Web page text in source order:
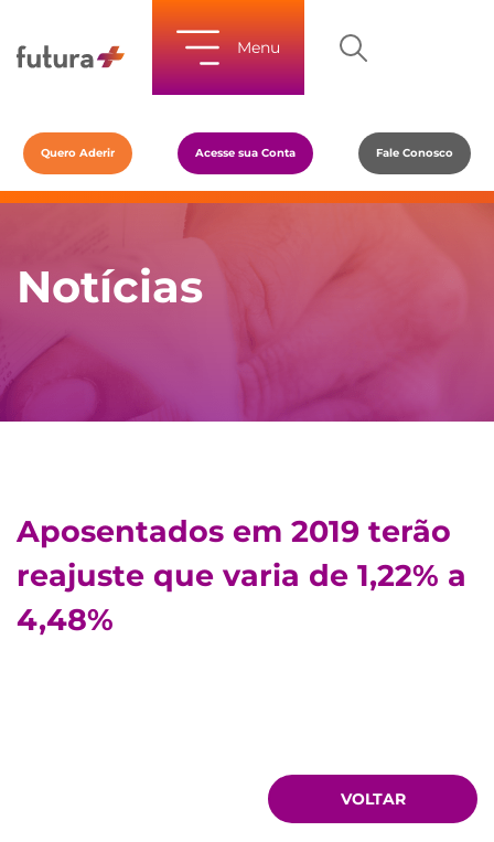
Menu
Quero Aderir Acesse sua Conta Fale Conosco
Notícias
Aposentados em 2019 terão
reajuste que varia de 1,22% a
4,48%
VOLTAR